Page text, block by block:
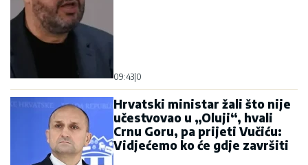
09:43 0
Hrvatski ministar žali što nije
učestvovao u „Oluji“, hvali
Crnu Goru, pa prijeti Vučiću:
Vidjećemo ko će gdje završiti